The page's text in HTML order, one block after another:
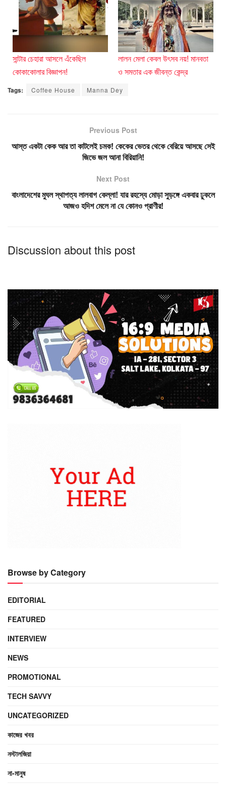
সান্টার চেহারা আসলে এঁকেছিল
কোকাকোলার বিজ্ঞাপন!
লালন মেলা কেবল উৎসব নয়! মানবতা
ও সমতার এক জীবন্ত কেন্দ্র
Tags: Coffee House Manna Dey
Previous Post
আস্ত একটা কেক আর তা কাটলেই চমক! কেকের ভেতর থেকে বেরিয়ে আসছে সেই
জিভে জল আনা বিরিয়ানি!
Next Post
বাংলাদেশের মুঘল স্থাপত্য লালবাগ কেল্লা! যার রহস্যে মোড়া সুড়ঙ্গে একবার ঢুকলে
আজও হদিশ মেলে না যে কোনও প্রাণীর!
Discussion about this post
Browse by Category
EDITORIAL
FEATURED
INTERVIEW
NEWS
PROMOTIONAL
TECH SAVVY
UNCATEGORIZED
কাজের খবর
নস্টালজিয়া
না-মানুষ